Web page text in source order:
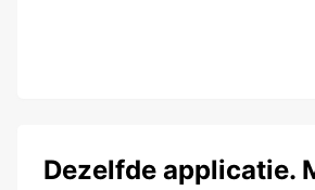
Dezelfde applicatie.